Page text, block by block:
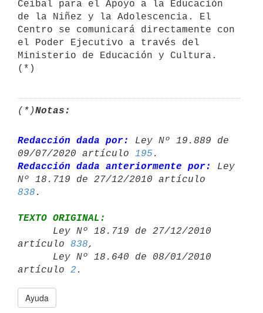
Ceibal para el Apoyo a la Educación
de la Niñez y la Adolescencia. El
Centro se comunicará directamente con
el Poder Ejecutivo a través del
Ministerio de Educación y Cultura.
(*)Notas:
Redacción dada por:
Ley Nº 19.889 de
09/07/2020 artículo 195
Redacción dada anteriormente por:
Ley
Nº 18.719 de 27/12/2010 artículo
838
TEXTO ORIGINAL:
artículo 838,
artículo 2
Ayuda